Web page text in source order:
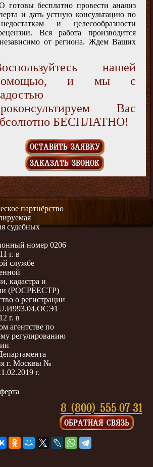
готовы бесплатно провести анализ
и дать устную консультацию по
и целесообразности
Вся работа производится
от региона. Ждем Ваших
нашей
и мы с
Вас
БЕСПЛАТНО!
ОСТАВИТЬ ЗАЯВКУ
ЗАКАЗАТЬ ЗВОНОК
партнёрство
судебных
номер 0206
г. в
службе
кадастра и
(РОСРЕЕСТР)
о регистрации
г. в
агентстве по
регулированию
г. Москвы №
г.
8 (800) 555-07-31
ОБРАТНАЯ СВЯЗЬ